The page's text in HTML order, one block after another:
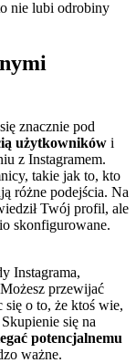
nie lubi odrobiny
znacznie pod
użytkowników i
z Instagramem.
takie jak to, kto
różne podejścia. Na
Twój profil, ale
skonfigurowane.
Instagrama,
przewijać
o to, że ktoś wie,
się na
potencjalnemu
ważne.